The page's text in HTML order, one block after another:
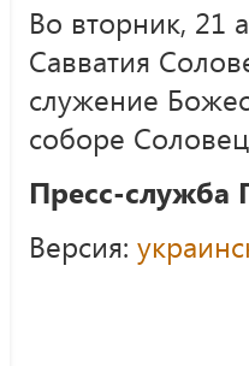
Во вторник, 21
Савватия
служение
соборе
Пресс-служба
Версия: